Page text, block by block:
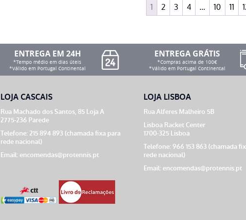
1 2 3 4 … 10 11
ENTREGA EM 24H
*Tempo médio em dias úteis
*Válido em Portugal Continental
ENTREGA GRÁTIS
*Compras acima de 100€
*Válido em Portugal Continental
LOJA CASCAIS
Rua Machado dos Santos, 85 Loja A
2775-236 Parede
Telefone: 215 894 893 (chamada fixa para
rede nacional)
Email: encomendas@protennis.pt
LOJA LISBOA
Rua Alferes Malheiro 5B
Lisboa Racket Center
1700-325 Lisboa
Telefone: 966 153 863 (chamada
rede nacional)
Email: encomendas@protennis.pt